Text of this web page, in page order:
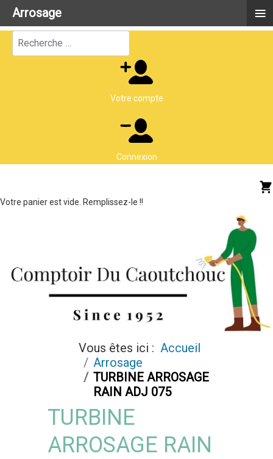
Rechercher
Votre compte
Connexion
Votre panier est vide. Remplissez-le !!
Vous êtes ici : Accueil
Arrosage
TURBINE ARROSAGE
RAIN ADJ 075
TURBINE
ARROSAGE RAIN
Arrosage ≡